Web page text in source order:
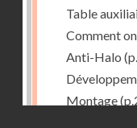
Table
Comment
Anti-Halo
Montage